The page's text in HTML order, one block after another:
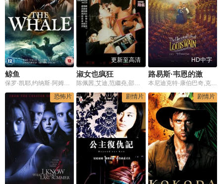
鲸鱼
保罗·凯耶,约纳斯·阿姆斯特朗,大卫·吉亚西,亚当·雷纳,乔林·科伊
更新至高清
淑女也疯狂
陈佩茜,艾迪,范繼堯,邵音音,叶天行
HD中字
路易斯·韦恩的激情人生
本尼迪克特·康伯巴奇,克莱尔·芙伊,安德丽娅·赖斯伯勒,托比·琼斯,奥利维娅·科尔曼,莎朗·鲁妮,海莉·斯奎尔斯,斯塔西·马汀,艾米·卢·伍德,菲比·尼克尔斯,阿迪勒·阿赫塔尔,阿西姆·乔杜里,朱利安·巴拉特,理查德·艾欧阿德,塔伊加·维迪提,尼克·凯夫,詹米·德米特鲁,希沃恩·麦克斯维尼,詹姆斯·伊莱斯,多萝西·阿特金森,克里斯塔·克拉克,索菲娅·迪·马蒂诺,安雅·麦肯纳-布鲁斯,印迪卡·沃森,马汀·麦格,卡罗尔·斯蒂尔,琪琪·梅,Cassia,McCarthy,Simon,Munnery,Felix
恐怖片
剧情片 剧情片